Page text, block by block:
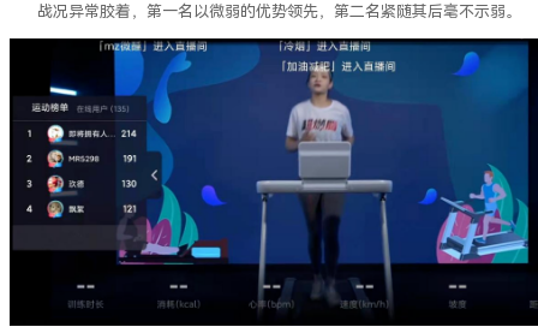
战况异常胶着，第一名以微弱的优势领先，第二名紧随其后毫不示弱。